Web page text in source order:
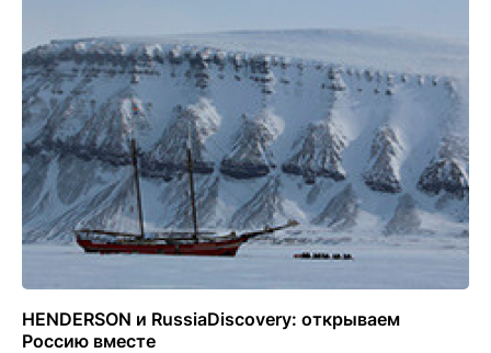
HENDERSON и RussiaDiscovery: открываем
Россию вместе